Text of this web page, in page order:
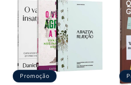
Promoção